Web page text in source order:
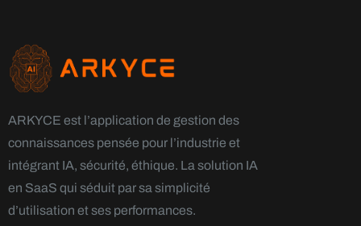
ARKYCE est l’application de gestion des
connaissances pensée pour l’industrie et
intégrant IA, sécurité, éthique. La solution IA
en SaaS qui séduit par sa simplicité
d’utilisation et ses performances.